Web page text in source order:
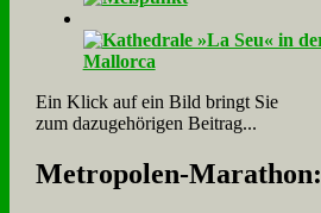
Ein Klick auf ein Bild bringt Sie
zum dazugehörigen Beitrag...
Me­tro­po­len-Ma­ra­thon: